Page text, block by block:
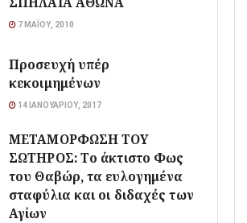
7 ΜΑΪ́ΟΥ, 2010
Προσευχή υπέρ
κεκοιμημένων
14 ΙΑΝΟΥΑΡΊΟΥ, 2017
ΜΕΤΑΜΟΡΦΩΣΗ ΤΟΥ
ΣΩΤΗΡΟΣ: Το άκτιστο Φως
του Θαβώρ, τα ευλογημένα
σταφύλια και οι διδαχές των
Αγίων